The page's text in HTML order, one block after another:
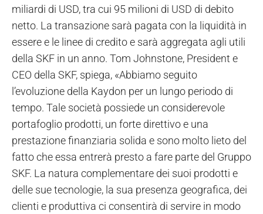
miliardi di USD, tra cui 95 milioni di USD di debito
netto. La transazione sarà pagata con la liquidità in
essere e le linee di credito e sarà aggregata agli utili
della SKF in un anno. Tom Johnstone, President e
CEO della SKF, spiega, «Abbiamo seguito
l’evoluzione della Kaydon per un lungo periodo di
tempo. Tale società possiede un considerevole
portafoglio prodotti, un forte direttivo e una
prestazione finanziaria solida e sono molto lieto del
fatto che essa entrerà presto a fare parte del Gruppo
SKF. La natura complementare dei suoi prodotti e
delle sue tecnologie, la sua presenza geografica, dei
clienti e produttiva ci consentirà di servire in modo